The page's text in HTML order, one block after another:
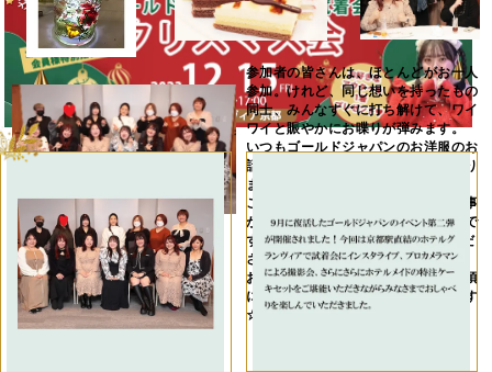
参加者の皆さんは、ほとんどがお一人
参加。けれど、同じ想いを持ったもの
同士、みんなすぐに打ち解けて、ワイ
ワイと賑やかにお喋りが弾みます。
いつもゴールドジャパンのお洋服のお
話や仕事の話、体型の話で盛り上がり
ます。
こんな風にお客様同士の輪が広がる事
が、私たちスタッフの何よりの喜びで
す^_^また是非イベントにご参加くだ
さいね。
お一人でのご参加でも、きっと帰る頃
には沢山の仲間が出来ているはずです
☆